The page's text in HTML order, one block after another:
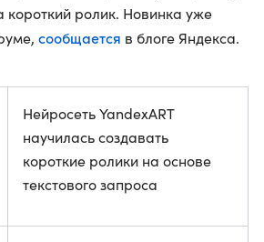
короткий ролик. Новинка уже
сообщается в блоге Яндекса.
Нейросеть YandexART
научилась создавать
короткие ролики на основе
текстового запроса